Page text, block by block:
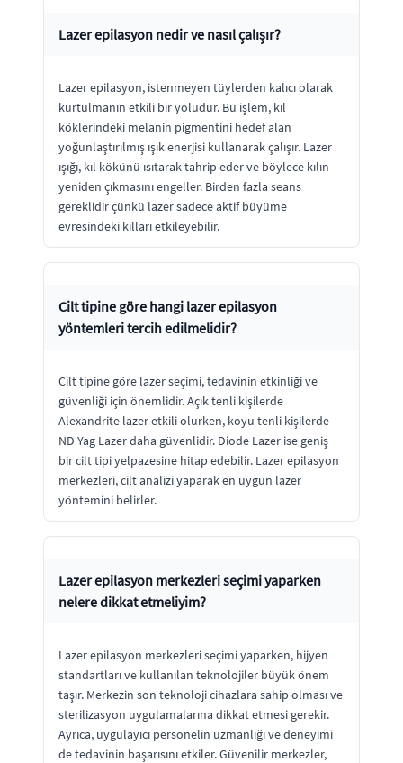
Lazer epilasyon nedir ve nasıl çalışır?
Lazer epilasyon, istenmeyen tüylerden kalıcı olarak
kurtulmanın etkili bir yoludur. Bu işlem, kıl
köklerindeki melanin pigmentini hedef alan
yoğunlaştırılmış ışık enerjisi kullanarak çalışır. Lazer
ışığı, kıl kökünü ısıtarak tahrip eder ve böylece kılın
yeniden çıkmasını engeller. Birden fazla seans
gereklidir çünkü lazer sadece aktif büyüme
evresindeki kılları etkileyebilir.
Cilt tipine göre hangi lazer epilasyon
yöntemleri tercih edilmelidir?
Cilt tipine göre lazer seçimi, tedavinin etkinliği ve
güvenliği için önemlidir. Açık tenli kişilerde
Alexandrite lazer etkili olurken, koyu tenli kişilerde
ND Yag Lazer daha güvenlidir. Diode Lazer ise geniş
bir cilt tipi yelpazesine hitap edebilir. Lazer epilasyon
merkezleri, cilt analizi yaparak en uygun lazer
yöntemini belirler.
Lazer epilasyon merkezleri seçimi yaparken
nelere dikkat etmeliyim?
Lazer epilasyon merkezleri seçimi yaparken, hijyen
standartları ve kullanılan teknolojiler büyük önem
taşır. Merkezin son teknoloji cihazlara sahip olması ve
sterilizasyon uygulamalarına dikkat etmesi gerekir.
Ayrıca, uygulayıcı personelin uzmanlığı ve deneyimi
de tedavinin başarısını etkiler. Güvenilir merkezler,